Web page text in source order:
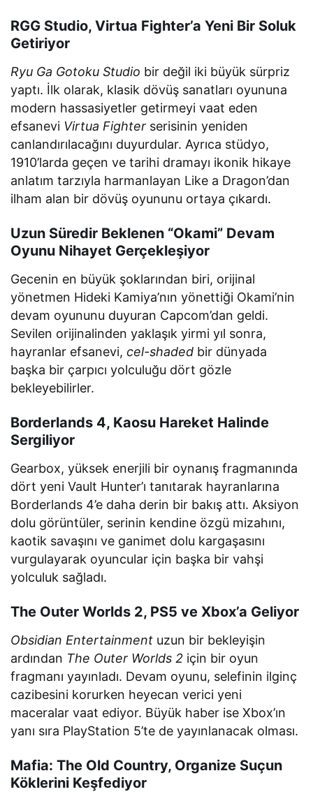
RGG Studio, Virtua Fighter’a Yeni Bir Soluk
Getiriyor
Ryu Ga Gotoku Studio bir değil iki büyük sürpriz
yaptı. İlk olarak, klasik dövüş sanatları oyununa
modern hassasiyetler getirmeyi vaat eden
efsanevi Virtua Fighter serisinin yeniden
canlandırılacağını duyurdular. Ayrıca stüdyo,
1910’larda geçen ve tarihi dramayı ikonik hikaye
anlatım tarzıyla harmanlayan Like a Dragon’dan
ilham alan bir dövüş oyununu ortaya çıkardı.
Uzun Süredir Beklenen “Okami” Devam
Oyunu Nihayet Gerçekleşiyor
Gecenin en büyük şoklarından biri, orijinal
yönetmen Hideki Kamiya’nın yönettiği Okami’nin
devam oyununu duyuran Capcom’dan geldi.
Sevilen orijinalinden yaklaşık yirmi yıl sonra,
hayranlar efsanevi,cel-shaded bir dünyada
başka bir çarpıcı yolculuğu dört gözle
bekleyebilirler.
Borderlands 4, Kaosu Hareket Halinde
Sergiliyor
Gearbox, yüksek enerjili bir oynanış fragmanında
dört yeni Vault Hunter’ı tanıtarak hayranlarına
Borderlands 4’e daha derin bir bakış attı. Aksiyon
dolu görüntüler, serinin kendine özgü mizahını,
kaotik savaşını ve ganimet dolu kargaşasını
vurgulayarak oyuncular için başka bir vahşi
yolculuk sağladı.
The Outer Worlds 2, PS5 ve Xbox’a Geliyor
Obsidian Entertainment uzun bir bekleyişin
ardından The Outer Worlds 2 için bir oyun
fragmanı yayınladı. Devam oyunu, selefinin ilginç
cazibesini korurken heyecan verici yeni
maceralar vaat ediyor. Büyük haber ise Xbox’ın
yanı sıra PlayStation 5’te de yayınlanacak olması.
Mafia: The Old Country, Organize Suçun
Köklerini Keşfediyor